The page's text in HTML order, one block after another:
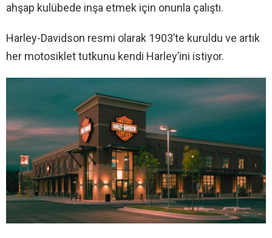
ahşap kulübede inşa etmek için onunla çalıştı.
Harley-Davidson resmi olarak 1903’te kuruldu ve artık
her motosiklet tutkunu kendi Harley’ini istiyor.